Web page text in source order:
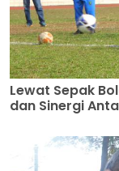
Lewat Sepak
dan Sinergi